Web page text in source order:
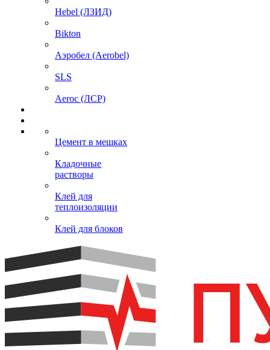
Hebel (ЛЗИД)
Bikton
Аэробел (Aerobel)
SLS
Aeroc (ЛСР)
Цемент в мешках
Кладочные
растворы
Клей для
теплоизоляции
Клей для блоков